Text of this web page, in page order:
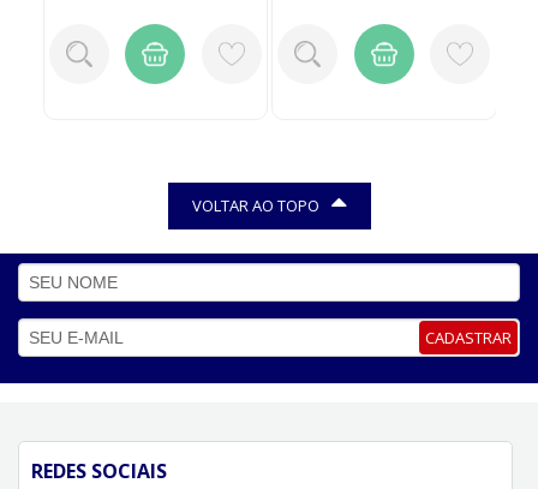
VOLTAR AO TOPO
CADASTRAR
REDES SOCIAIS